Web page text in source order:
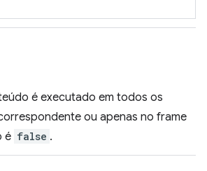
é executado em todos os
ou apenas no frame
é false .